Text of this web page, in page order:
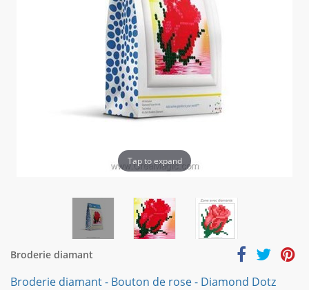
Tap to expand
Broderie diamant
Broderie diamant - Bouton de rose - Diamond Dotz